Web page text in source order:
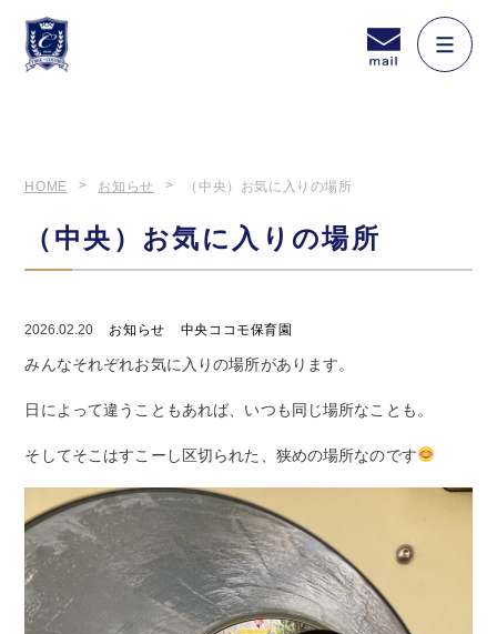
HOME お知らせ （中央）お気に入りの場所
（中央）お気に入りの場所
2026.02.20 お知らせ 中央ココモ保育園
みんなそれぞれお気に入りの場所があります。
日によって違うこともあれば、いつも同じ場所なことも。
そしてそこはすこーし区切られた、狭めの場所なのです